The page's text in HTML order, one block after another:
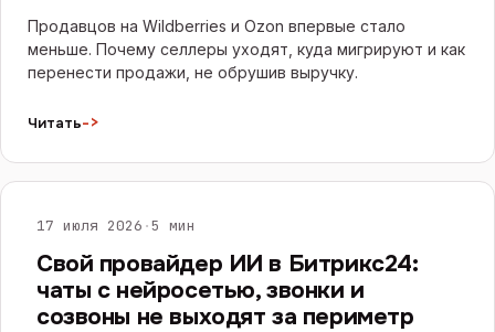
Продавцов на Wildberries и Ozon впервые стало
меньше. Почему селлеры уходят, куда мигрируют и как
перенести продажи, не обрушив выручку.
Читать->
ИИ И ЧАТ-БОТЫ
17 июля 2026 ·5 мин
Свой провайдер ИИ в Битрикс24:
чаты с нейросетью, звонки и
созвоны не выходят за периметр